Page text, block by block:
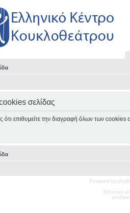
σελίδας
ότι επιθυμείτε την διαγραφή όλων των cookies
Powered by
Ελληνική
pro